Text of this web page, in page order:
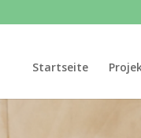
Startseite